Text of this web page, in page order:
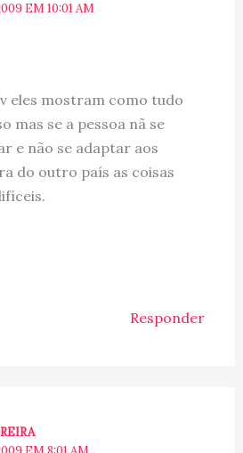
EM 10:01 AM
eles mostram como tudo
mas se a pessoa nã se
e não se adaptar aos
do outro país as coisas
Responder